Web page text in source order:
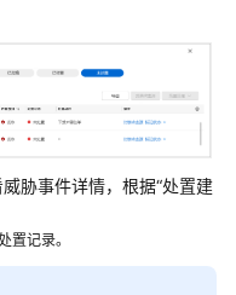
胁事件详情，根据“处置建
置记录。